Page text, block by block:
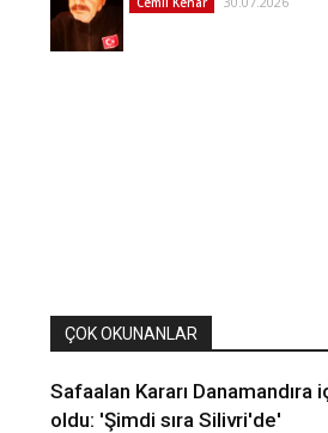
ÇOK OKUNANLAR
Safaalan Kararı Danamandıra
oldu: 'Şimdi sıra Silivri'de'